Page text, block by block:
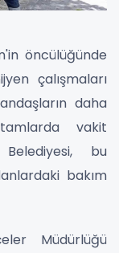
öncülüğünde
çalışmaları
daha
vakit
bu
bakım
Müdürlüğü